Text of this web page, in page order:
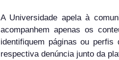
A Universidade apela à
acompanhem apenas os
identifiquem páginas ou
respectiva denúncia junto da